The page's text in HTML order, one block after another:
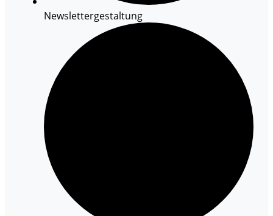
Newslettergestaltung